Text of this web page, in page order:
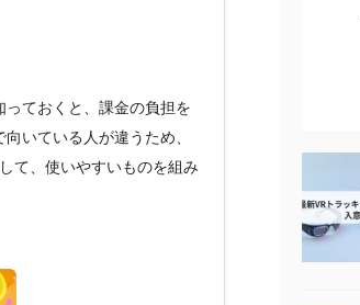
ておくと、課金の負担を
いている人が違うため、
て、使いやすいものを組み